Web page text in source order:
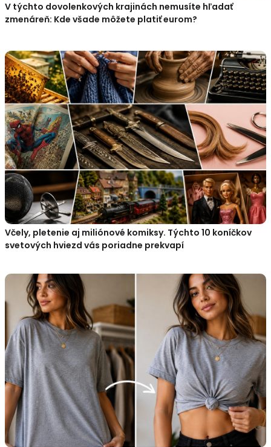
V týchto dovolenkových krajinách nemusíte hľadať
zmenáreň: Kde všade môžete platiť eurom?
Včely, pletenie aj miliónové komiksy. Týchto 10 koníčkov
svetových hviezd vás poriadne prekvapí